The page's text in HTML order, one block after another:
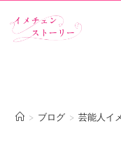
> ブログ > 芸能人イ